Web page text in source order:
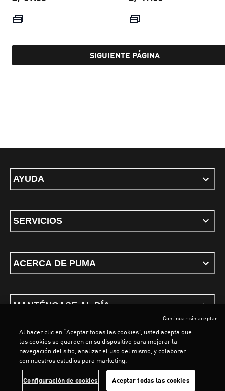
SIGUIENTE PÁGINA
AYUDA
SERVICIOS
ACERCA DE PUMA
MANTÉNGASE AL DÍA
Términos y condicionesPolítica de Privacidad
PUMA, 2026. Todos los derechos reservados
Al hacer clic en “Aceptar todas las cookies”, usted acepta que
las cookies se guarden en su dispositivo para mejorar la
navegación del sitio, analizar el uso del mismo, y colaborar
con nuestros estudios para marketing.
Configuración de cookies Aceptar todas las cookies
Continuar sin aceptar